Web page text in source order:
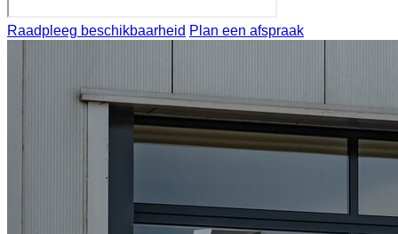
Raadpleeg beschikbaarheid Plan een afspraak